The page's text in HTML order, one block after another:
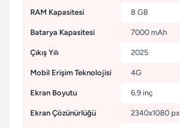
RAM Kapasitesi 8 GB
Batarya Kapasitesi 7000 mAh
Çıkış Yılı 2025
Mobil Erişim Teknolojisi 4G
Ekran Boyutu 6.9 inç
Ekran Çözünürlüğü 2340x1080 px